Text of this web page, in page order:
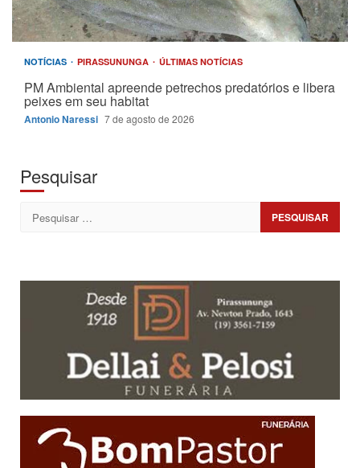
NOTÍCIAS PIRASSUNUNGA ÚLTIMAS NOTÍCIAS
PM Ambiental apreende petrechos predatórios e libera
peixes em seu habitat
Antonio Naressi 7 de agosto de 2026
Pesquisar
Pesquisar